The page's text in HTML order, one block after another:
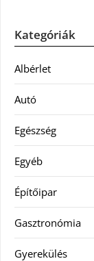
Kategóriák
Albérlet
Autó
Egészség
Egyéb
Építőipar
Gasztronómia
Gyerekülés